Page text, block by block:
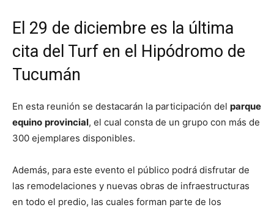
El 29 de diciembre es la última
cita del Turf en el Hipódromo de
Tucumán
En esta reunión se destacarán la participación del parque
equino provincial, el cual consta de un grupo con más de
300 ejemplares disponibles.
Además, para este evento el público podrá disfrutar de
las remodelaciones y nuevas obras de infraestructuras
en todo el predio, las cuales forman parte de los